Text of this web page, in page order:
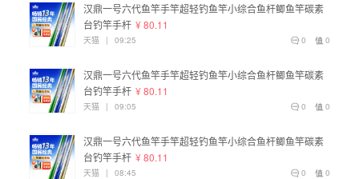
汉鼎一号六代鱼竿手竿超轻钓鱼竿小综合鱼杆鲫鱼竿碳素
台钓竿手杆 ¥ 80.11
0
0
天猫 | 09:25
汉鼎一号六代鱼竿手竿超轻钓鱼竿小综合鱼杆鲫鱼竿碳素
台钓竿手杆 ¥ 80.11
0
0
天猫 | 09:05
汉鼎一号六代鱼竿手竿超轻钓鱼竿小综合鱼杆鲫鱼竿碳素
台钓竿手杆 ¥ 80.11
0
0
天猫 | 08:45